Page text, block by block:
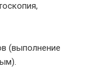
(выполнение